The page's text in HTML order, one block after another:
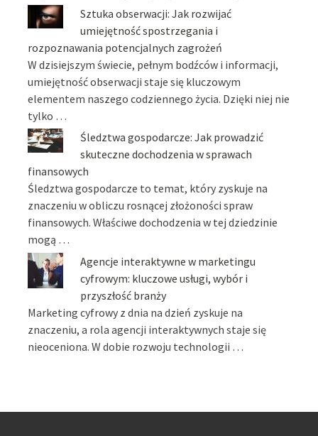
Sztuka obserwacji: Jak rozwijać
umiejętność spostrzegania i
rozpoznawania potencjalnych zagrożeń
W dzisiejszym świecie, pełnym bodźców i informacji,
umiejętność obserwacji staje się kluczowym
elementem naszego codziennego życia. Dzięki niej nie
tylko …
Śledztwa gospodarcze: Jak prowadzić
skuteczne dochodzenia w sprawach
finansowych
Śledztwa gospodarcze to temat, który zyskuje na
znaczeniu w obliczu rosnącej złożoności spraw
finansowych. Właściwe dochodzenia w tej dziedzinie
mogą …
Agencje interaktywne w marketingu
cyfrowym: kluczowe usługi, wybór i
przyszłość branży
Marketing cyfrowy z dnia na dzień zyskuje na
znaczeniu, a rola agencji interaktywnych staje się
nieoceniona. W dobie rozwoju technologii …